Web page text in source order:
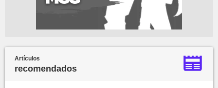
Artículos
recomendados